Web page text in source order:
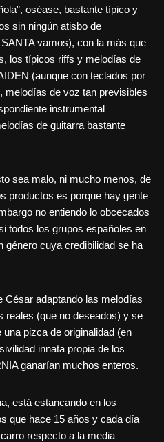
oséase, bastante típico y
sin ningún atisbo de
vamos), con la más que
los típicos riffs y melodías de
(aunque con teclados por
melodías de voz tan previsibles
instrumental
de guitarra bastante
sea malo, ni mucho menos, de
productos es porque hay gente
no entiendo lo obcecados
todos los grupos españoles en
género cuya credibilidad se ha
César adaptando las melodías
reales (que no deseados) y se
pizca de originalidad (en
innata propia de los
ganarían muchos enteros.
está estancando en los
que hace 15 años y cada día
respecto a la media